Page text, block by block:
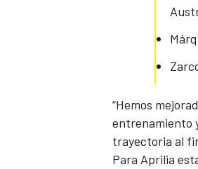
“Hemos
entrenamiento
trayectoria al
Para Aprilia